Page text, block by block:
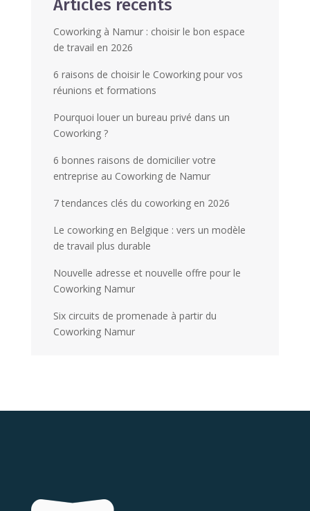
Articles récents
Coworking à Namur : choisir le bon espace
de travail en 2026
6 raisons de choisir le Coworking pour vos
réunions et formations
Pourquoi louer un bureau privé dans un
Coworking ?
6 bonnes raisons de domicilier votre
entreprise au Coworking de Namur
7 tendances clés du coworking en 2026
Le coworking en Belgique : vers un modèle
de travail plus durable
Nouvelle adresse et nouvelle offre pour le
Coworking Namur
Six circuits de promenade à partir du
Coworking Namur